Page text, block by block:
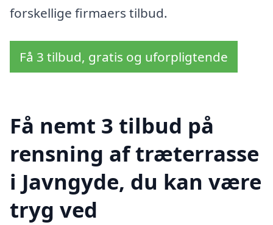
forskellige firmaers tilbud.
Få 3 tilbud, gratis og uforpligtende
Få nemt 3 tilbud på
rensning af træterrasse
i Javngyde, du kan være
tryg ved